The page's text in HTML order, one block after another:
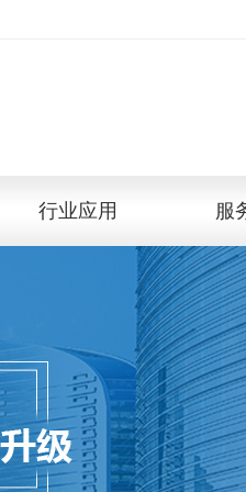
行业应用 服